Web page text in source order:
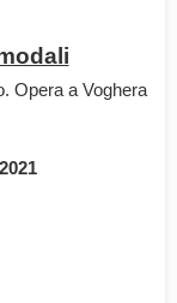
Opera a Voghera